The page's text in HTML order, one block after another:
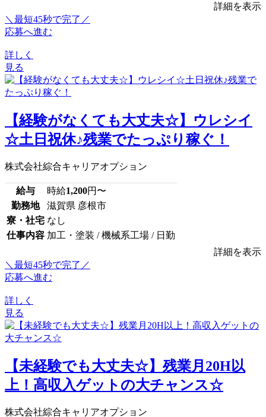
詳細を表示
＼最短45秒で完了／
応募へ進む
詳しく
見る
【経験がなくても大丈夫☆】ウレシイ
☆土日祝休♪残業でたっぷり稼ぐ！
株式会社綜合キャリアオプション
給与 時給1,200円〜
勤務地
滋賀県 彦根市
寮・社宅 なし
仕事内容 加工・塗装 / 機械系工場 / 日勤
詳細を表示
＼最短45秒で完了／
応募へ進む
詳しく
見る
【未経験でも大丈夫☆】残業月20H以
上！高収入ゲットの大チャンス☆
株式会社綜合キャリアオプション